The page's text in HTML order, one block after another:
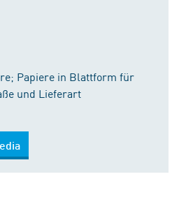
Papiere in Blattform für
und Lieferart